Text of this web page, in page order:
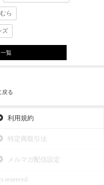
ら
ズ
覧
戻る
利用規約
特定商取引法
メルマガ配信設定
reserved.